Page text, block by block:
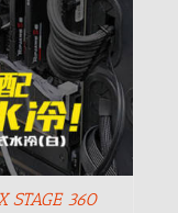
STAGE 360